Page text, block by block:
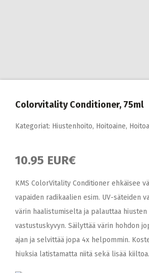
Colorvitality Conditioner, 75ml
Kategoriat: Hiustenhoito, Hoitoaine,
10.95 EUR€
KMS ColorVitality Conditioner ehkäisee
vapaiden radikaalien esim. UV-säteiden
värin haalistumiselta ja palauttaa
vastustuskyvyn. Säilyttää värin hohdon
ajan ja selvittää jopa 4x helpommin.
hiuksia latistamatta niitä sekä lisää kiiltoa.